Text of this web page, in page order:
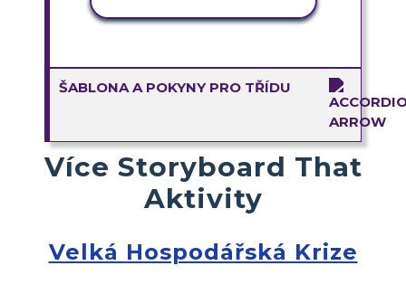
ŠABLONA A POKYNY PRO TŘÍDU
Více Storyboard That
Aktivity
Velká Hospodářská Krize